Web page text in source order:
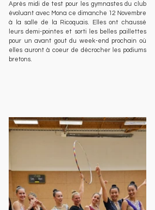
Après midi de test pour les gymnastes du club
évoluant avec Mona ce dimanche 12 Novembre
à la salle de la Ricoquais. Elles ont chaussé
leurs demi-pointes et sorti les belles paillettes
pour un avant gout du week-end prochain où
elles auront à coeur de décrocher les podiums
bretons.